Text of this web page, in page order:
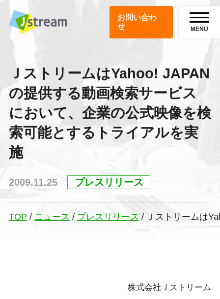
お問い合わ
せ
MENU
ＪストリームはYahoo! JAPAN
の提供する動画検索サービス
において、企業の公式映像を検
索可能とするトライアルを実
施
2009.11.25 プレスリリース
TOP / ニュース / プレスリリース / Ｊストリームは
株式会社Ｊストリーム